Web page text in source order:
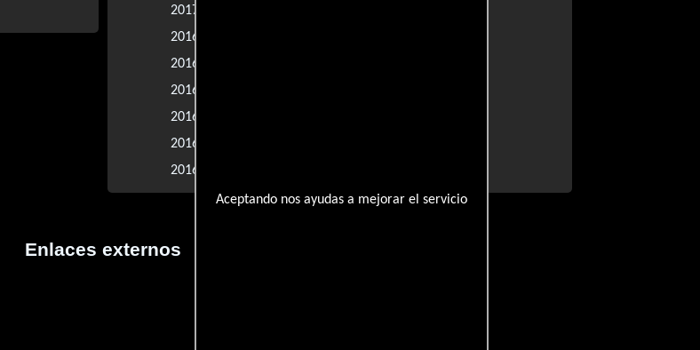
Aceptando nos ayudas a mejorar el servicio
2017 |
2016 |
2016 |
2016 |
2016 |
2016 |
2016 |
Enlaces externos